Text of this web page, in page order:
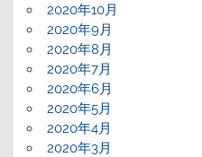
2020年10月
2020年9月
2020年8月
2020年7月
2020年6月
2020年5月
2020年4月
2020年3月